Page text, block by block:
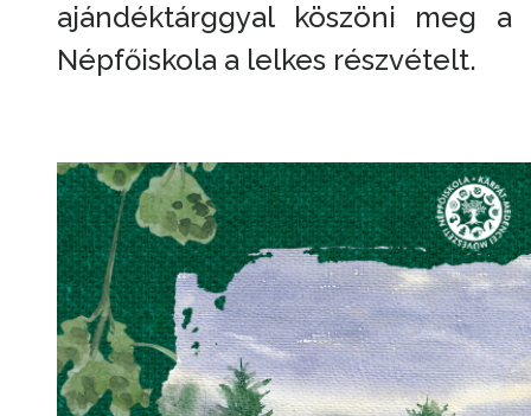
ajándéktárggyal köszöni meg a
Népfőiskola a lelkes részvételt.